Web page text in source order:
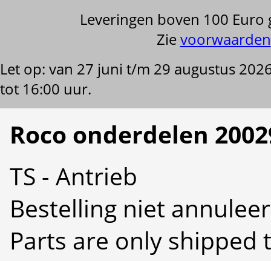
Leveringen boven 100
Zievoorwaarden
Let op: van 27 juni t/m 29 augustus
tot 16:00 uur.
Roco onderdelen
TS - Antrieb
Bestelling niet
Parts are only shipped